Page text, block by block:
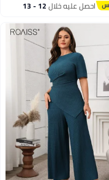
احصل عليه خلال 12 - 13